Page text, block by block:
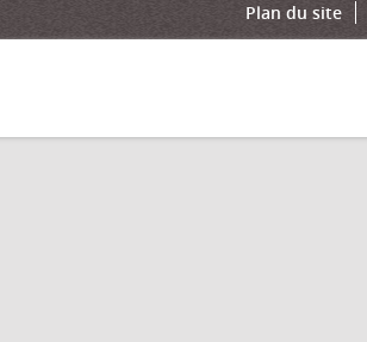
Plan du site